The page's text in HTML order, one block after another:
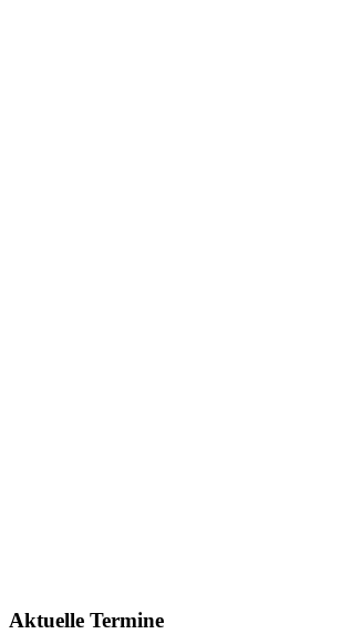
Aktuelle Termine